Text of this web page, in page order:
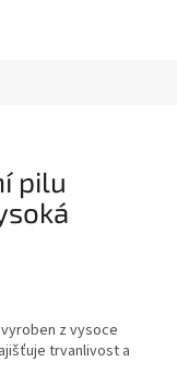
pilu
z vysoce
trvanlivost a